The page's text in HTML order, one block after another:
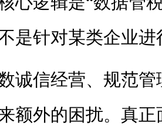
是针对某类企业进
诚信经营、规范
额外的困扰。真